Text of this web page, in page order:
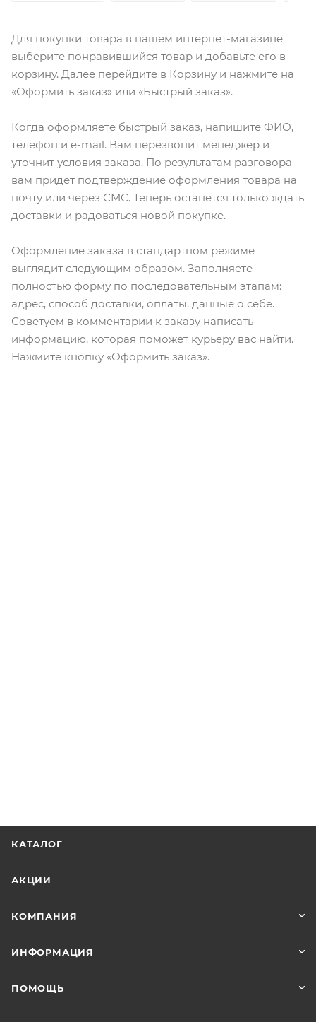
Для покупки товара в нашем интернет-магазине
выберите понравившийся товар и добавьте его в
корзину. Далее перейдите в Корзину и нажмите на
«Оформить заказ» или «Быстрый заказ».
Когда оформляете быстрый заказ, напишите ФИО,
телефон и e-mail. Вам перезвонит менеджер и
уточнит условия заказа. По результатам разговора
вам придет подтверждение оформления товара на
почту или через СМС. Теперь останется только ждать
доставки и радоваться новой покупке.
Оформление заказа в стандартном режиме
выглядит следующим образом. Заполняете
полностью форму по последовательным этапам:
адрес, способ доставки, оплаты, данные о себе.
Советуем в комментарии к заказу написать
информацию, которая поможет курьеру вас найти.
Нажмите кнопку «Оформить заказ».
КАТАЛОГ
АКЦИИ
КОМПАНИЯ
ИНФОРМАЦИЯ
ПОМОЩЬ